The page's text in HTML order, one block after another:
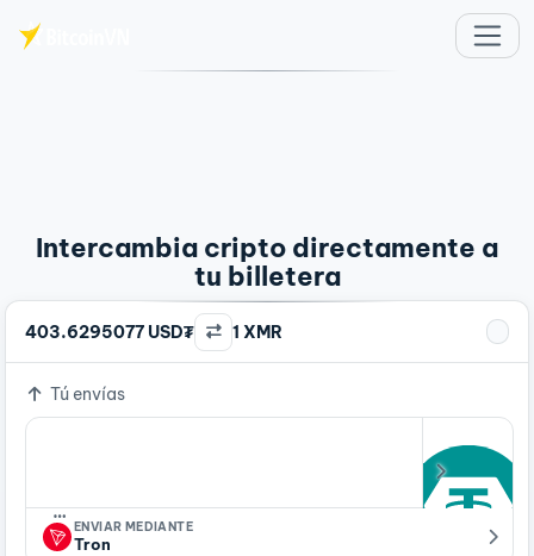
Intercambia cripto directamente a
tu billetera
403.6295077 USD₮ 1 XMR
Tú envías
…
ENVIAR MEDIANTE
Tron